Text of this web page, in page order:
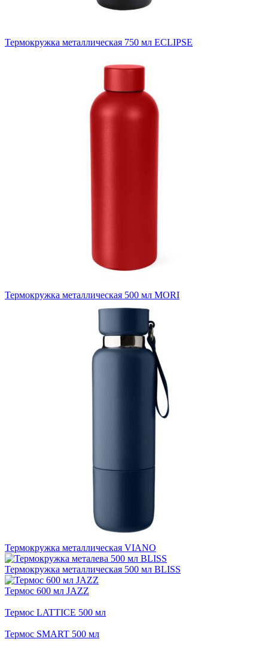
Термокружка металлическая 750 мл ECLIPSE
Термокружка металлическая 500 мл MORI
Термокружка металлическая VIANO
Термокружка металлическая 500 мл BLISS
Термос 600 мл JAZZ
Термос LATTICE 500 мл
Термос SMART 500 мл